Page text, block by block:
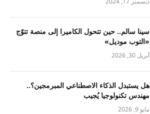
سينا سالم.. حين تتحول الكاميرا إلى منصة تتوّج
«التوب موديل»
أبريل 30, 2026
هل يستبدل الذكاء الاصطناعي المبرمجين؟..
مهندس تكنولوجيا يُجيب
مايو 9, 2026